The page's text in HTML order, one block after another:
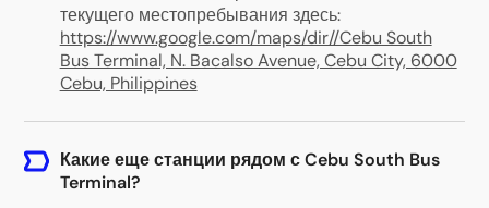
текущего местопребывания здесь:
https://www.google.com/maps/dir//Cebu South
Bus Terminal, N. Bacalso Avenue, Cebu City, 6000
Cebu, Philippines
Какие еще станции рядом с Cebu South Bus
Terminal?